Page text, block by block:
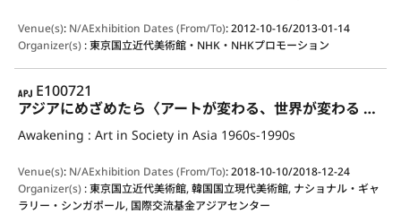
Venue(s): N/AExhibition Dates (From/To):2012-10-16/2013-01-14
Organizer(s):東京国立近代美術館・NHK・NHKプロモーション
APJ
E100721
アジアにめざめたら〈アートが変わる、世界が変わる 1960-1990年代〉
Awakening : Art in Society in Asia 1960s-1990s
Venue(s): N/AExhibition Dates (From/To):2018-10-10/2018-12-24
Organizer(s):東京国立近代美術館, 韓国国立現代美術館, ナショナル・ギャ
ラリー・シンガポール, 国際交流基金アジアセンター